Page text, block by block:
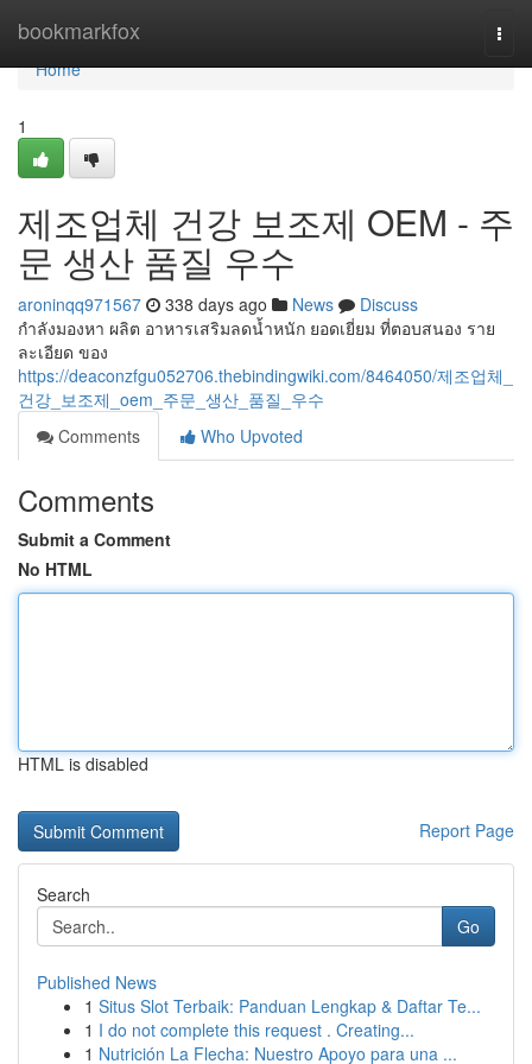
bookmarkfox
Home
Home
1
제조업체 건강 보조제 OEM - 주
문 생산 품질 우수
aroninqq971567 338 days ago News
Discuss
กำลังมองหา ผลิต อาหารเสริมลดน้ำหนัก ยอดเยี่ยม ที่ตอบสนอง ราย
ละเอียด ของ
https://deaconzfgu052706.thebindingwiki.com/8464050/제조업체_
건강_보조제_oem_주문_생산_품질_우수
Comments
Who Upvoted
Comments
Submit a Comment
No HTML
HTML is disabled
Report Page
Search
Go
Published News
1 Situs Slot Terbaik: Panduan Lengkap & Daftar Te...
1 I do not complete this request . Creating...
1 Nutrición La Flecha: Nuestro Apoyo para una ...